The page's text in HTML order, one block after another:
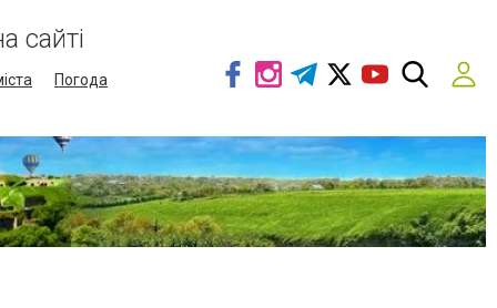
сайті
Погода